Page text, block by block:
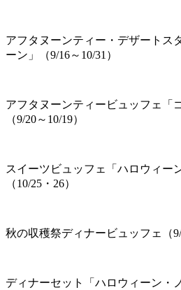
アフタヌーンティー・デザートス
ーン」（9/16～10/31）
アフタヌーンティービュッフェ「
（9/20～10/19）
スイーツビュッフェ「ハロウィー
（10/25・26）
秋の収穫祭ディナービュッフェ（9/
ディナーセット「ハロウィーン・